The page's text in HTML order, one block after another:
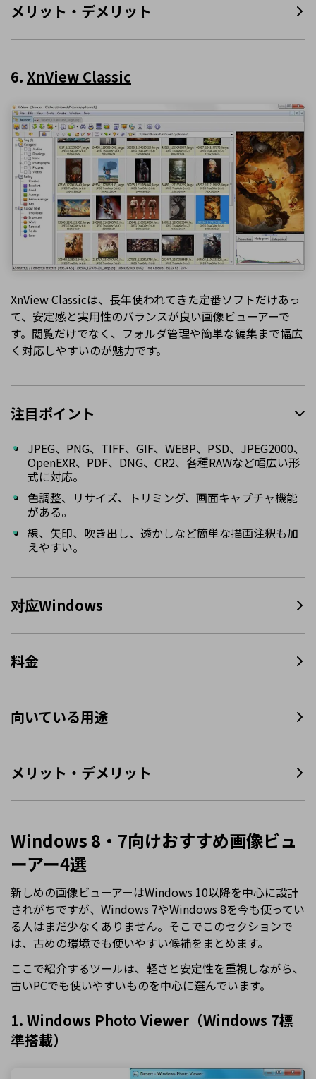
メリット・デメリット
6. XnView Classic
XnView Classicは、長年使われてきた定番ソフトだけあっ
て、安定感と実用性のバランスが良い画像ビューアーで
す。閲覧だけでなく、フォルダ管理や簡単な編集まで幅広
く対応しやすいのが魅力です。
注目ポイント
JPEG、PNG、TIFF、GIF、WEBP、PSD、JPEG2000、
OpenEXR、PDF、DNG、CR2、各種RAWなど幅広い形
式に対応。
色調整、リサイズ、トリミング、画面キャプチャ機能
がある。
線、矢印、吹き出し、透かしなど簡単な描画注釈も加
えやすい。
对应Windows
料金
向いている用途
メリット・デメリット
Windows 8・7向けおすすめ画像ビュ
ーアー4選
新しめの画像ビューアーはWindows 10以降を中心に設計
されがちですが、Windows 7やWindows 8を今も使ってい
る人はまだ少なくありません。そこでこのセクションで
は、古めの環境でも使いやすい候補をまとめます。
ここで紹介するツールは、軽さと安定性を重視しながら、
古いPCでも使いやすいものを中心に選んでいます。
1. Windows Photo Viewer（Windows 7標
準搭載）